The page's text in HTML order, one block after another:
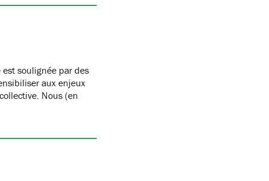
soulignée par des
aux enjeux
Nous (en